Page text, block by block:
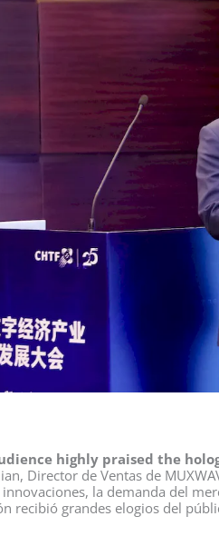
highly praised the
Director de Ventas de
la demanda del
recibió grandes elogios del